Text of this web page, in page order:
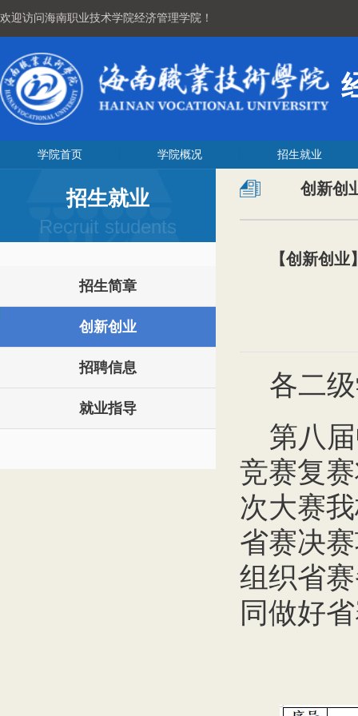
欢迎访问海南职业技术学院经济管理学院！
学院首页 学院概况 招生就业
招生就业
Recruit students
招生简章
创新创业
招聘信息
就业指导
创新创
【创新创
各二
第八
竞赛复
次大赛
省赛决
组织省
同做好